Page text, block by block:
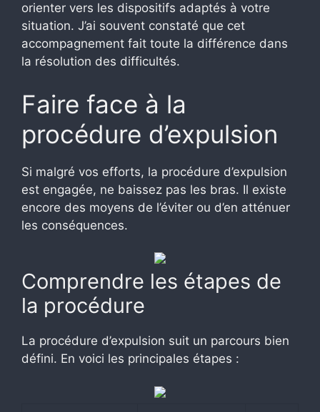
orienter vers les dispositifs adaptés à votre
situation. J’ai souvent constaté que cet
accompagnement fait toute la différence dans
la résolution des difficultés.
Faire face à la
procédure d’expulsion
Si malgré vos efforts, la procédure d’expulsion
est engagée, ne baissez pas les bras. Il existe
encore des moyens de l’éviter ou d’en atténuer
les conséquences.
Comprendre les étapes de
la procédure
La procédure d’expulsion suit un parcours bien
défini. En voici les principales étapes :